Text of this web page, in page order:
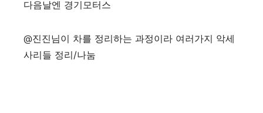
다음날엔 경기모터스
@진진님이 차를 정리하는 과정이라 여러가지 악세
사리들 정리/나눔